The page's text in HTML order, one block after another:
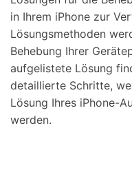
in Ihrem iPhone zur
Lösungsmethoden
Behebung Ihrer
aufgelistete Lösung
detaillierte Schritte,
Lösung Ihres iPhone-
werden.